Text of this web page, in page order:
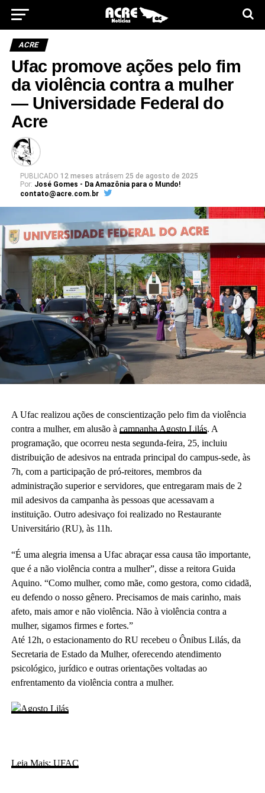
ACRE
Ufac promove ações pelo fim
da violência contra a mulher
— Universidade Federal do
Acre
PUBLICADO 12 meses atrásem 25 de agosto de 2025
Por: José Gomes - Da Amazônia para o Mundo!
contato@acre.com.br
A Ufac realizou ações de conscientização pelo fim da violência
contra a mulher, em alusão à campanha Agosto Lilás. A
programação, que ocorreu nesta segunda-feira, 25, incluiu
distribuição de adesivos na entrada principal do campus-sede, às
7h, com a participação de pró-reitores, membros da
administração superior e servidores, que entregaram mais de 2
mil adesivos da campanha às pessoas que acessavam a
instituição. Outro adesivaço foi realizado no Restaurante
Universitário (RU), às 11h.
“É uma alegria imensa a Ufac abraçar essa causa tão importante,
que é a não violência contra a mulher”, disse a reitora Guida
Aquino. “Como mulher, como mãe, como gestora, como cidadã,
eu defendo o nosso gênero. Precisamos de mais carinho, mais
afeto, mais amor e não violência. Não à violência contra a
mulher, sigamos firmes e fortes.”
Até 12h, o estacionamento do RU recebeu o Ônibus Lilás, da
Secretaria de Estado da Mulher, oferecendo atendimento
psicológico, jurídico e outras orientações voltadas ao
enfrentamento da violência contra a mulher.
Leia Mais: UFAC